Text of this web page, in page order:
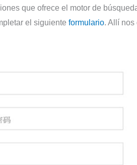
que ofrece el motor de
el siguiente formulario. Allí nos